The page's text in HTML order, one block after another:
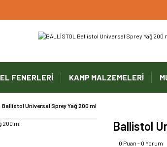
UYARI ! KARGOLAR 13 TEMMUZ 2026 YAPILACAK
1000 TL ve Üzeri Ücretsiz Kargo
1000 TL ve Üzeri Ücretsiz Kargo
EL FENERLERİ KAMP MALZEMELERİ
Ballistol Universal Sprey Yağ 200 ml
Ballistol
0 Puan - 0 Yorum